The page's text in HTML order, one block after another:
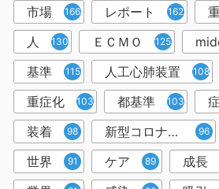
市場 166 レポート 162
人 130 ＥＣＭＯ 125
基準 115 人工心肺装置 108
重症化 103 都基準 103
装着 98 新型コロナウイルス 96
世界 91 ケア 89 成長